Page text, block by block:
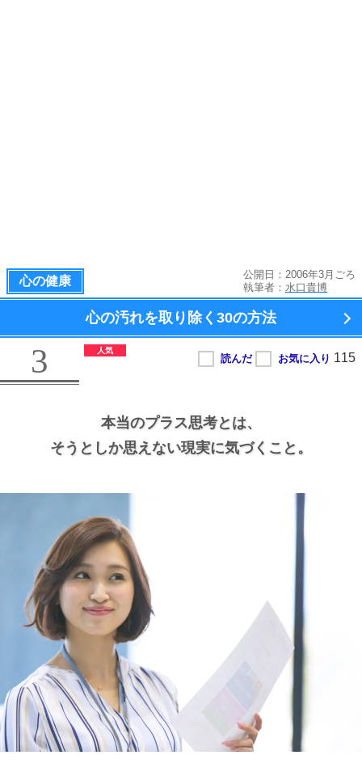
心の健康
公開日：2006年3月ごろ
執筆者： 水口貴博
心の汚れを取り除く 30の方法
3
本当のプラス思考とは、
そうとしか思えない現実に気づくこと。